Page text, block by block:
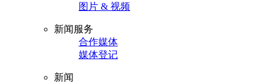
图片 & 视频
新闻服务
合作媒体
媒体登记
新闻